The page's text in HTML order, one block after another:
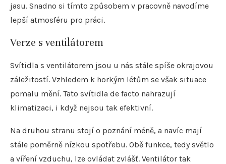
jasu. Snadno si tímto způsobem v pracovně navodíme
lepší atmosféru pro práci.
Verze s ventilátorem
Svítidla s ventilátorem jsou u nás stále spíše okrajovou
záležitostí. Vzhledem k horkým létům se však situace
pomalu mění. Tato svítidla de facto nahrazují
klimatizaci, i když nejsou tak efektivní.
Na druhou stranu stojí o poznání méně, a navíc mají
stále poměrně nízkou spotřebu. Obě funkce, tedy světlo
a víření vzduchu, lze ovládat zvlášť. Ventilátor tak